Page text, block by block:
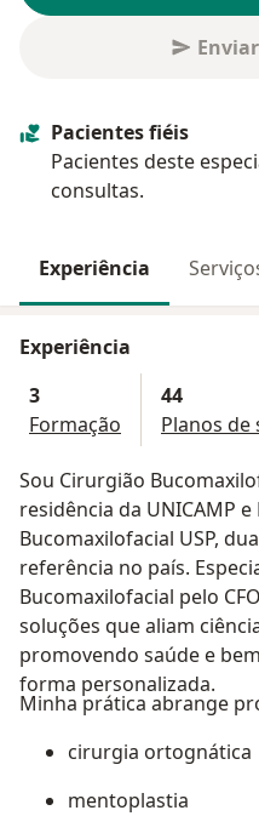
Pacientes fiéis
Pacientes deste
consultas.
Experiência
Experiência
3
Formação
44
Planos de
Sou Cirurgião
residência da UNICAMP
Bucomaxilofacial USP,
referência no país.
Bucomaxilofacial pelo
soluções que aliam
promovendo saúde e
forma personalizada.
Minha prática abrange
cirurgia ortognática
mentoplastia